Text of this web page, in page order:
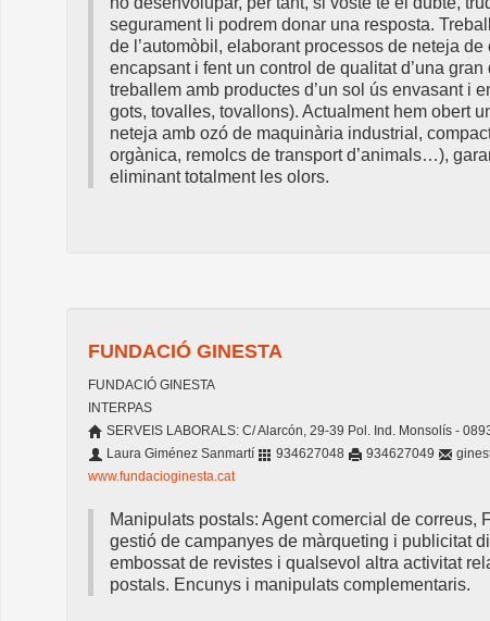
segurament li podrem donar una resposta.
de l’automòbil, elaborant processos de neteja
encapsant i fent un control de qualitat d’una
treballem amb productes d’un sol ús envasant i
gots, tovalles, tovallons). Actualment hem obert
neteja amb ozó de maquinària industrial,
orgànica, remolcs de transport d’animals…),
eliminant totalment les olors.
FUNDACIÓ GINESTA
FUNDACIÓ GINESTA
INTERPAS
SERVEIS LABORALS: C/ Alarcón, 29-39 Pol. Ind. Monsolís -
Laura Giménez Sanmartí
934627048 934627049
www.fundacioginesta.cat
Manipulats postals: Agent comercial de correus,
gestió de campanyes de màrqueting i publicitat
embossat de revistes i qualsevol altra activitat
postals. Encunys i manipulats complementaris.